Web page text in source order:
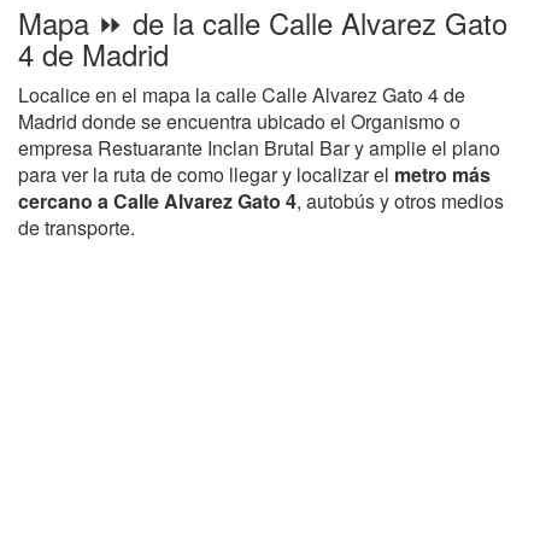
Mapa ⏩ de la calle Calle Alvarez Gato
4 de Madrid
Localice en el mapa la calle Calle Alvarez Gato 4 de
Madrid donde se encuentra ubicado el Organismo o
empresa Restuarante Inclan Brutal Bar y amplie el plano
para ver la ruta de como llegar y localizar el metro más
cercano a Calle Alvarez Gato 4, autobús y otros medios
de transporte.